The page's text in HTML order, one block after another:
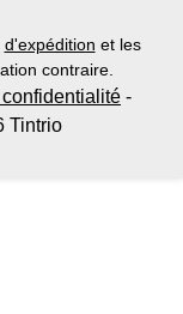
d'expédition et les
contraire.
-
Tintrio